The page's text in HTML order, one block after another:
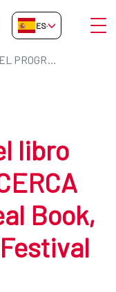
del
ES-ES Abrir
PRESENTACIÓN DEL LIBRO DEL PROGRAMA ACERCA “THE SPANISH REAL BOOK, EN EL MARCO DEL FESTIVAL FÉMINA JAZZ
libro
Book,